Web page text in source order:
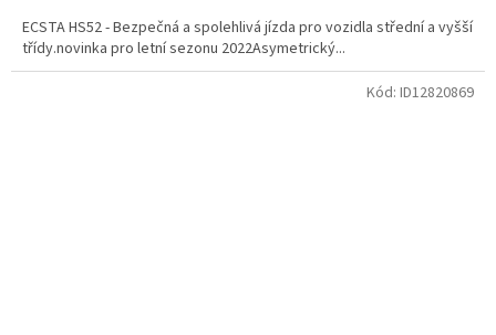
ECSTA HS52 - Bezpečná a spolehlivá jízda pro vozidla střední a vyšší
třídy.novinka pro letní sezonu 2022Asymetrický...
Kód: ID12820869